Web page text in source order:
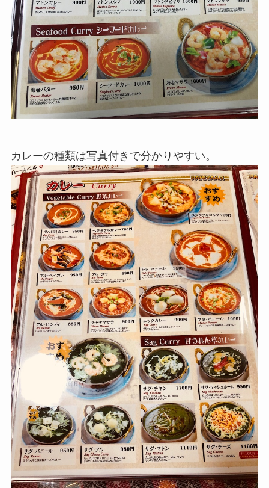
カレーの種類は写真付きで分かりやすい。